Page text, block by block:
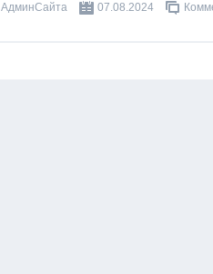
АдминСайта 07.08.2024